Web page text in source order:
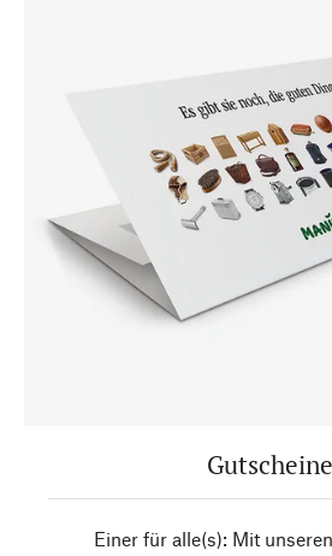
Gutscheine
Einer für alle(s): Mit